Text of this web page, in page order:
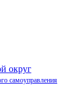
округ
самоуправления